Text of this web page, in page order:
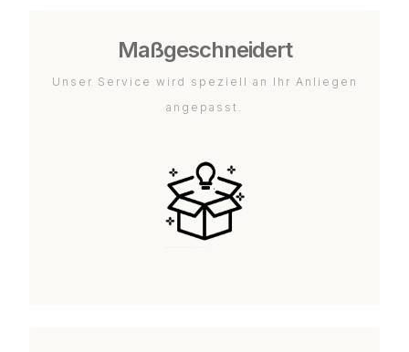
Maßgeschneidert
Unser Service wird speziell an Ihr Anliegen
angepasst.